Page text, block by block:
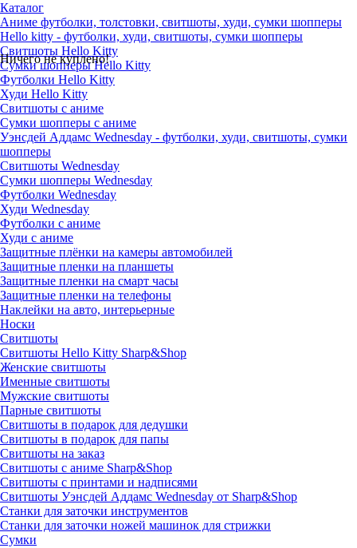
Ничего не куплено!
Каталог
Аниме футболки, толстовки, свитшоты, худи, сумки шопперы
Hello kitty - футболки, худи, свитшоты, сумки шопперы
Свитшоты Hello Kitty
Сумки шопперы Hello Kitty
Футболки Hello Kitty
Худи Hello Kitty
Свитшоты с аниме
Сумки шопперы с аниме
Уэнсдей Аддамс Wednesday - футболки, худи, свитшоты, сумки
шопперы
Свитшоты Wednesday
Сумки шопперы Wednesday
Футболки Wednesday
Худи Wednesday
Футболки с аниме
Худи с аниме
Защитные плёнки на камеры автомобилей
Защитные пленки на планшеты
Защитные пленки на смарт часы
Защитные пленки на телефоны
Наклейки на авто, интерьерные
Носки
Свитшоты
Cвитшоты Hello Kitty Sharp&Shop
Женские свитшоты
Именные свитшоты
Мужские свитшоты
Парные свитшоты
Свитшоты в подарок для дедушки
Свитшоты в подарок для папы
Свитшоты на заказ
Свитшоты с аниме Sharp&Shop
Свитшоты с принтами и надписями
Свитшоты Уэнсдей Аддамс Wednesday от Sharp&Shop
Станки для заточки инструментов
Станки для заточки ножей машинок для стрижки
Сумки